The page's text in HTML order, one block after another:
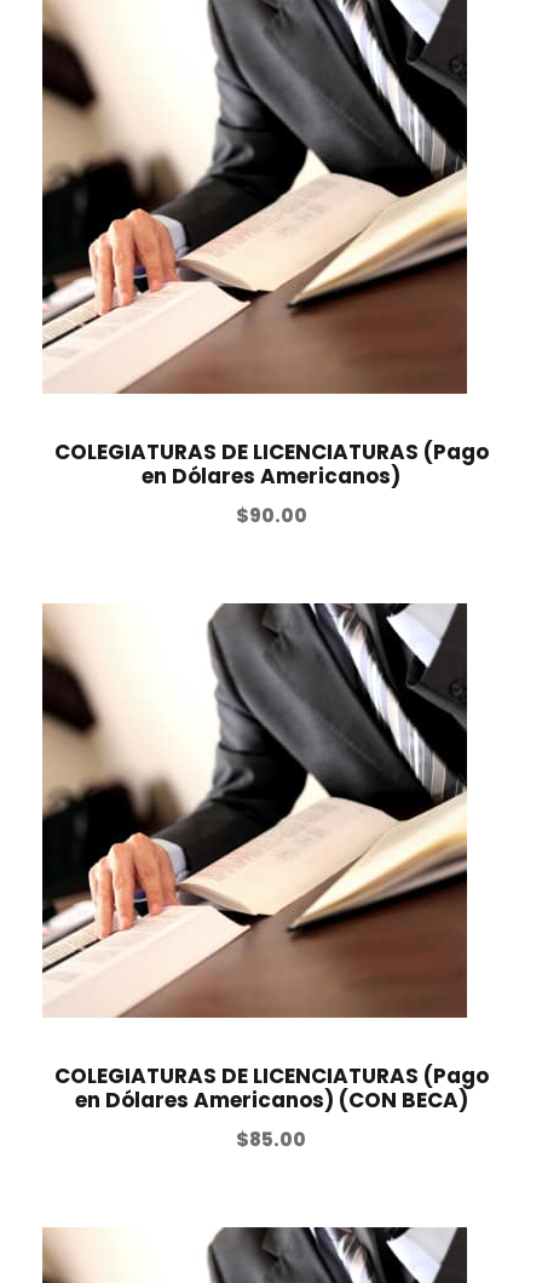
COLEGIATURAS DE LICENCIATURAS (Pago
en Dólares Americanos)
$90.00
COLEGIATURAS DE LICENCIATURAS (Pago
en Dólares Americanos) (CON BECA)
$85.00